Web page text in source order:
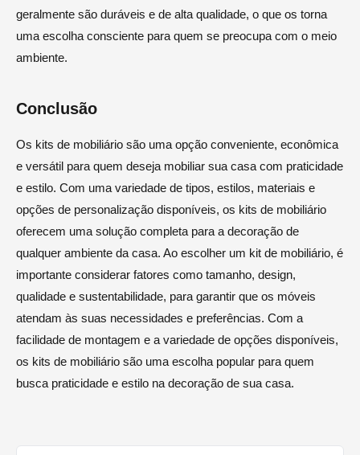
geralmente são duráveis e de alta qualidade, o que os torna
uma escolha consciente para quem se preocupa com o meio
ambiente.
Conclusão
Os kits de mobiliário são uma opção conveniente, econômica
e versátil para quem deseja mobiliar sua casa com praticidade
e estilo. Com uma variedade de tipos, estilos, materiais e
opções de personalização disponíveis, os kits de mobiliário
oferecem uma solução completa para a decoração de
qualquer ambiente da casa. Ao escolher um kit de mobiliário, é
importante considerar fatores como tamanho, design,
qualidade e sustentabilidade, para garantir que os móveis
atendam às suas necessidades e preferências. Com a
facilidade de montagem e a variedade de opções disponíveis,
os kits de mobiliário são uma escolha popular para quem
busca praticidade e estilo na decoração de sua casa.